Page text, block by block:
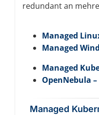
redundant an
Managed
Managed
Managed
OpenNebula
Managed